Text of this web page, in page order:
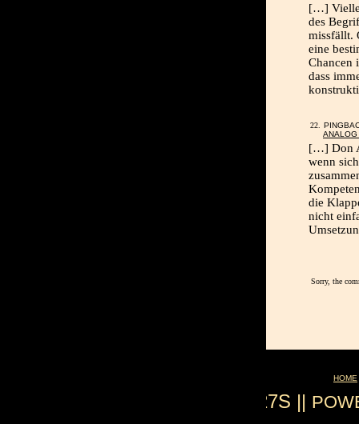
[…]
des
missfällt.
eine
Chancen
dass
ANALOG
[…] Don
wenn
die
nicht
Sorry, the
HOME
0.027S ||